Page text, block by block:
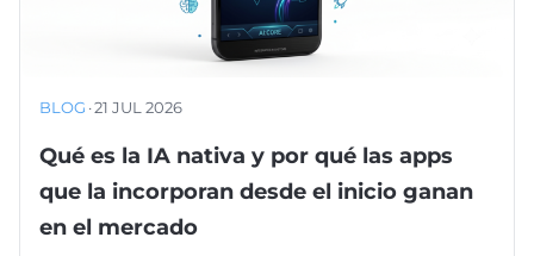
BLOG ·21 JUL 2026
Qué es la IA nativa y por qué las apps
que la incorporan desde el inicio ganan
en el mercado